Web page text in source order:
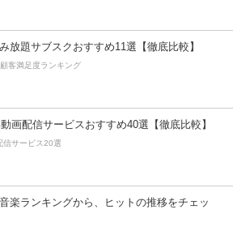
放題サブスクおすすめ11選【徹底比較】
客満足度ランキング
画配信サービスおすすめ40選【徹底比較】
信サービス20選
楽ランキングから、ヒットの推移をチェッ